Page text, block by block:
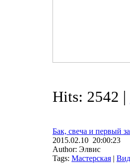
Hits: 2542 |
Бак, свеча и первый
2015.02.10 20:00:23
Author: Элвис
Tags: Мастерская |